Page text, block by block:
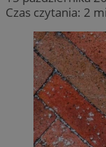
Czas czytania: 2